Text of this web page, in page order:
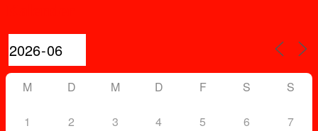
M D M D F S S
1 2 3 4 5 6 7